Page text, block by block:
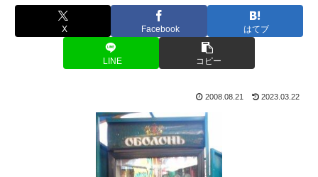
X Facebook はてブ
LINE コピー
2008.08.21 2023.03.22